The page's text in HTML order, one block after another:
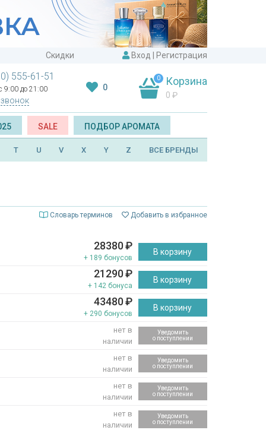
Скидки Вход Регистрация
555-61-51
9:00 до 21:00 0
0 Корзина
0 ₽
SALE ПОДБОР АРОМАТА
T U V X Y Z ВСЕ БРЕНДЫ
Словарь терминов Добавить в избранное
28380₽
+ 189 бонусов
В корзину
21290₽
+ 142 бонуса
В корзину
43480₽
+ 290 бонусов
В корзину
нет в
наличии
Уведомить
о поступлении
нет в
наличии
Уведомить
о поступлении
нет в
наличии
Уведомить
о поступлении
нет в
наличии
Уведомить
о поступлении